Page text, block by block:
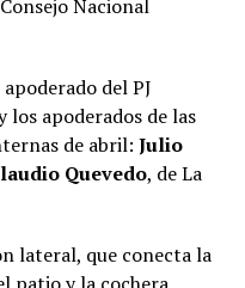
Nacional
del PJ
los apoderados de las
de abril: Julio
Quevedo, de La
lateral, que conecta la